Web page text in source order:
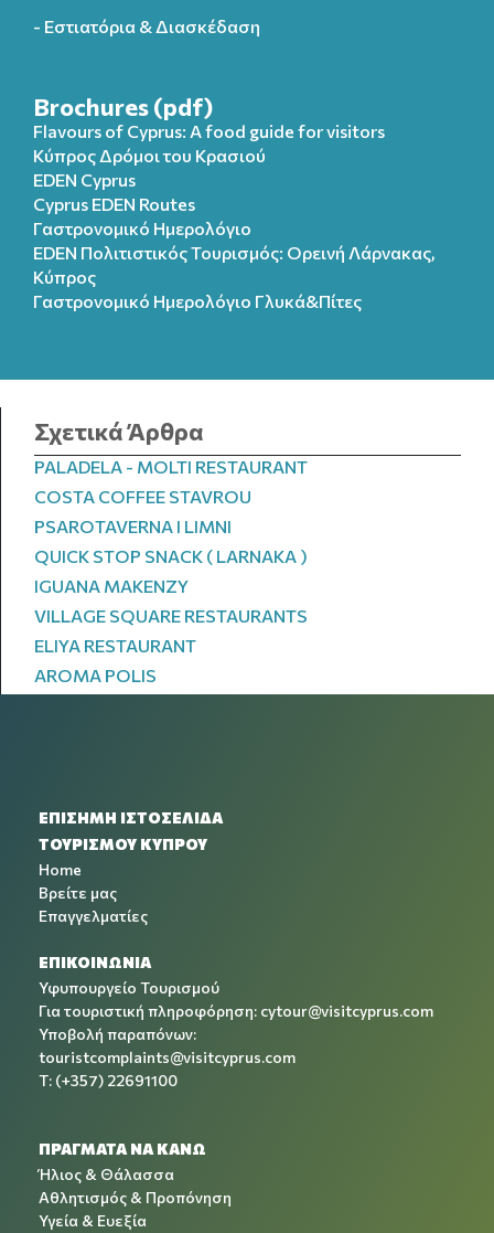
- Εστιατόρια & Διασκέδαση
Brochures (pdf)
Flavours of Cyprus: A food guide for visitors
Κύπρος Δρόμοι του Κρασιού
EDEN Cyprus
Cyprus EDEN Routes
Γαστρονομικό Ημερολόγιο
EDEN Πολιτιστικός Τουρισμός: Ορεινή Λάρνακας,
Κύπρος
Γαστρονομικό Ημερολόγιo Γλυκά&Πίτες
Σχετικά Άρθρα
PALADELA - MOLTI RESTAURANT
COSTA COFFEE STAVROU
PSAROTAVERNA I LIMNI
QUICK STOP SNACK ( LARNAKA )
IGUANA MAKENZY
VILLAGE SQUARE RESTAURANTS
ELIYA RESTAURANT
AROMA POLIS
ΕΠΙΣΗΜΗ ΙΣΤΟΣΕΛΙΔΑ
ΤΟΥΡΙΣΜΟΥ ΚΥΠΡΟΥ
Home
Βρείτε μας
Επαγγελματίες
ΕΠΙΚΟΙΝΩΝΙΑ
Υφυπουργείο Τουρισμού
Για τουριστική πληροφόρηση: cytour@visitcyprus.com
Υποβολή παραπόνων:
touristcomplaints@visitcyprus.com
T: (+357) 22691100
ΠΡΑΓΜΑΤΑ ΝΑ ΚΑΝΩ
Ήλιος & Θάλασσα
Αθλητισμός & Προπόνηση
Υγεία & Ευεξία